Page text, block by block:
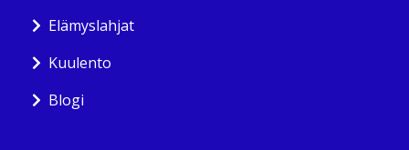
Elämyslahjat
Kuulento
Blogi